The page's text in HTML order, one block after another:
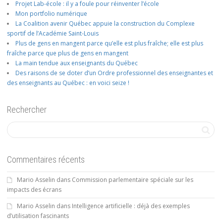
Projet Lab-école : il y a foule pour réinventer l’école
Mon portfolio numérique
La Coalition avenir Québec appuie la construction du Complexe
sportif de l’Académie Saint-Louis
Plus de gens en mangent parce qu’elle est plus fraîche; elle est plus
fraîche parce que plus de gens en mangent
La main tendue aux enseignants du Québec
Des raisons de se doter d’un Ordre professionnel des enseignantes et
des enseignants au Québec : en voici seize !
Rechercher
Commentaires récents
Mario Asselin dans Commission parlementaire spéciale sur les
impacts des écrans
Mario Asselin dans Intelligence artificielle : déjà des exemples
d’utilisation fascinants